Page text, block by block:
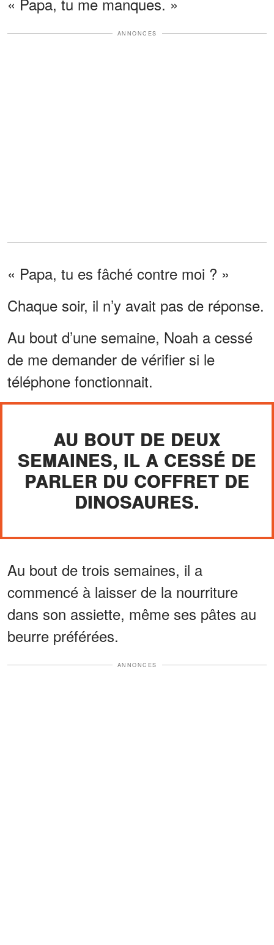
ANNONCES
« Papa, tu es fâché contre moi ? »
Chaque soir, il n’y avait pas de réponse.
Au bout d’une semaine, Noah a cessé
de me demander de vérifier si le
téléphone fonctionnait.
AU BOUT DE DEUX
SEMAINES, IL A CESSÉ DE
PARLER DU COFFRET DE
DINOSAURES.
Au bout de trois semaines, il a
commencé à laisser de la nourriture
dans son assiette, même ses pâtes au
beurre préférées.
ANNONCES